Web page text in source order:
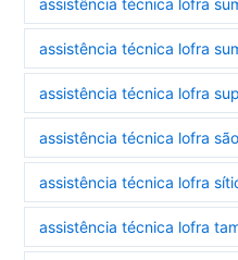
assistência técnica lofra
assistência técnica lofra
assistência técnica lofra
assistência técnica lofra
assistência técnica lofra